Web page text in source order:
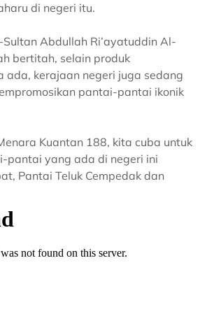
di negeri itu.
Abdullah Ri’ayatuddin Al-
bertitah, selain produk
ada, kerajaan negeri juga sedang
pantai-pantai ikonik
Kuantan 188, kita cuba untuk
pantai yang ada di negeri ini
Pantai Teluk Cempedak dan